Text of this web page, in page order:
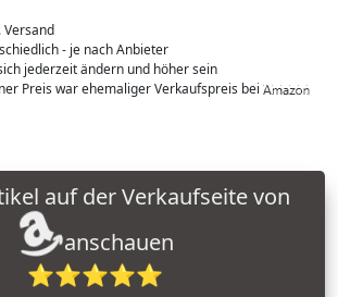
Versand
- je nach Anbieter
jederzeit ändern und höher sein
Preis war ehemaliger Verkaufspreis bei
anschauen
⭐⭐⭐⭐⭐